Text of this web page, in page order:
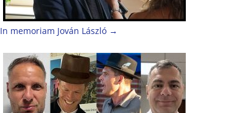
In memoriam Jován László →